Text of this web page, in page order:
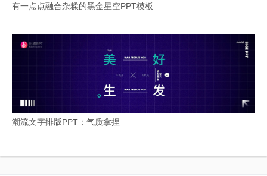
有一点点融合杂糅的黑金星空PPT模板
潮流文字排版PPT：气质拿捏